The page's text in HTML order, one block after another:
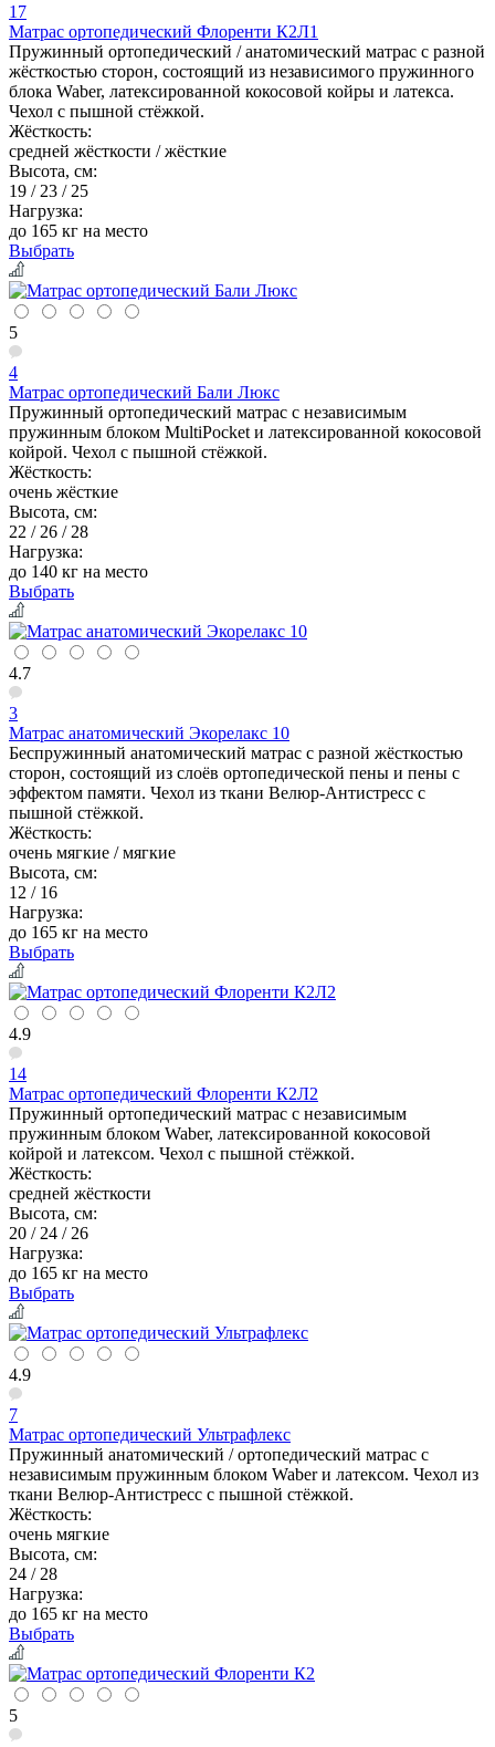
17
Матрас ортопедический Флоренти К2Л1
Пружинный ортопедический / анатомический матрас с разной
жёсткостью сторон, состоящий из независимого пружинного
блока Waber, латексированной кокосовой койры и латекса.
Чехол с пышной стёжкой.
Жёсткость:
средней жёсткости / жёсткие
Высота, см:
19 / 23 / 25
Нагрузка:
до 165 кг на место
Выбрать
5
4
Матрас ортопедический Бали Люкс
Пружинный ортопедический матрас с независимым
пружинным блоком MultiPocket и латексированной кокосовой
койрой. Чехол с пышной стёжкой.
Жёсткость:
очень жёсткие
Высота, см:
22 / 26 / 28
Нагрузка:
до 140 кг на место
Выбрать
4.7
3
Матрас анатомический Экорелакс 10
Беспружинный анатомический матрас с разной жёсткостью
сторон, состоящий из слоёв ортопедической пены и пены с
эффектом памяти. Чехол из ткани Велюр-Антистресс с
пышной стёжкой.
Жёсткость:
очень мягкие / мягкие
Высота, см:
12 / 16
Нагрузка:
до 165 кг на место
Выбрать
4.9
14
Матрас ортопедический Флоренти К2Л2
Пружинный ортопедический матрас с независимым
пружинным блоком Waber, латексированной кокосовой
койрой и латексом. Чехол с пышной стёжкой.
Жёсткость:
средней жёсткости
Высота, см:
20 / 24 / 26
Нагрузка:
до 165 кг на место
Выбрать
4.9
7
Матрас ортопедический Ультрафлекс
Пружинный анатомический / ортопедический матрас с
независимым пружинным блоком Waber и латексом. Чехол из
ткани Велюр-Антистресс с пышной стёжкой.
Жёсткость:
очень мягкие
Высота, см:
24 / 28
Нагрузка:
до 165 кг на место
Выбрать
5